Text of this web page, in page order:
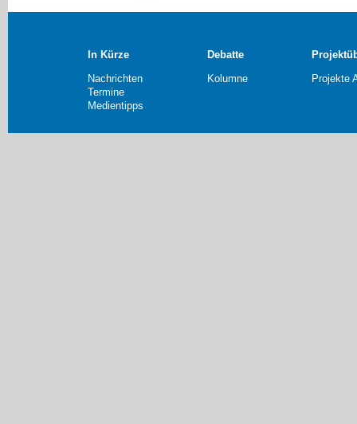
In Kürze
Nachrichten
Termine
Medientipps
Debatte
Kolumne
Projekte